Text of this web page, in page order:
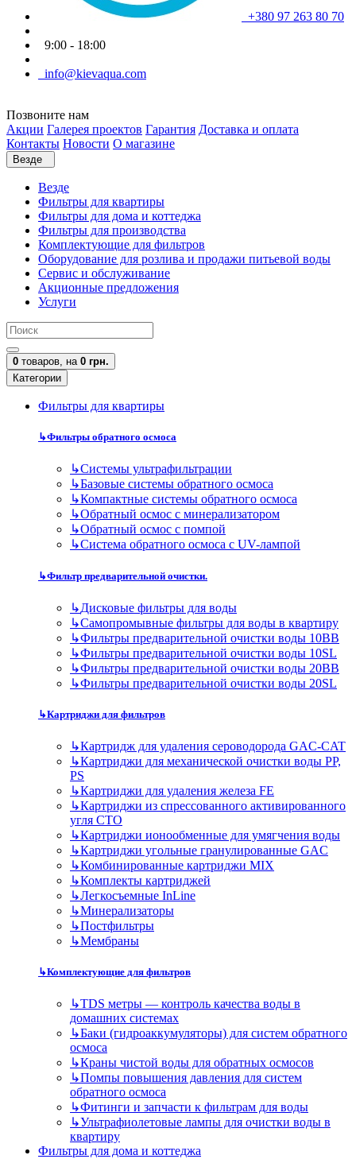
+380 97 263 80 70
9:00 - 18:00
info@kievaqua.com
Позвоните нам
Акции Галерея проектов Гарантия Доставка и оплата
Контакты Новости О магазине
Везде
Везде
Фильтры для квартиры
Фильтры для дома и коттеджа
Фильтры для производства
Комплектующие для фильтров
Оборудование для розлива и продажи питьевой воды
Сервис и обслуживание
Акционные предложения
Услуги
0 товаров, на 0 грн.
Категории
Фильтры для квартиры
↳Фильтры обратного осмоса
↳Cистемы ультрафильтрации
↳Базовые системы обратного осмоса
↳Компактные системы обратного осмоса
↳Обратный осмос с минерализатором
↳Обратный осмос с помпой
↳Система обратного осмоса с UV-лампой
↳Фильтр предварительной очистки.
↳Дисковые фильтры для воды
↳Самопромывные фильтры для воды в квартиру
↳Фильтры предварительной очистки воды 10BB
↳Фильтры предварительной очистки воды 10SL
↳Фильтры предварительной очистки воды 20BB
↳Фильтры предварительной очистки воды 20SL
↳Картриджи для фильтров
↳Картридж для удаления сероводорода GAC-CAT
↳Картриджи для механической очистки воды PP,
PS
↳Картриджи для удаления железа FE
↳Картриджи из спрессованного активированного
угля CTO
↳Картриджи ионообменные для умягчения воды
↳Картриджи угольные гранулированные GAC
↳Комбинированные картриджи MIX
↳Комплекты картриджей
↳Легкосъемные InLine
↳Минерализаторы
↳Постфильтры
↳Мембраны
↳Комплектующие для фильтров
↳TDS метры — контроль качества воды в
домашних системах
↳Баки (гидроаккумуляторы) для систем обратного
осмоса
↳Краны чистой воды для обратных осмосов
↳Помпы повышения давления для систем
обратного осмоса
↳Фитинги и запчасти к фильтрам для воды
↳Ультрафиолетовые лампы для очистки воды в
квартиру
Фильтры для дома и коттеджа